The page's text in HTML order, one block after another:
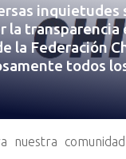
transparencia
la Federación
todos
nuestra